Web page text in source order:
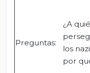
Preguntas:
¿A
los
por